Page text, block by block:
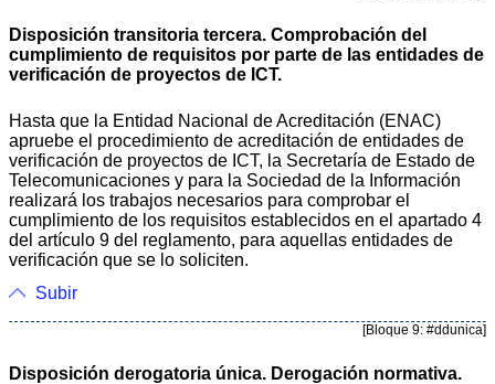
Disposición transitoria tercera. Comprobación del
cumplimiento de requisitos por parte de las entidades de
verificación de proyectos de ICT.
Hasta que la Entidad Nacional de Acreditación (ENAC)
apruebe el procedimiento de acreditación de entidades de
verificación de proyectos de ICT, la Secretaría de Estado de
Telecomunicaciones y para la Sociedad de la Información
realizará los trabajos necesarios para comprobar el
cumplimiento de los requisitos establecidos en el apartado 4
del artículo 9 del reglamento, para aquellas entidades de
verificación que se lo soliciten.
Subir
[Bloque 9: #ddunica]
Disposición derogatoria única. Derogación normativa.